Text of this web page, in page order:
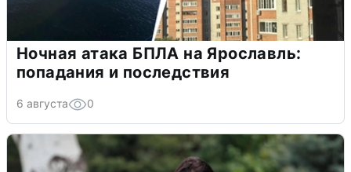
Ночная атака БПЛА на Ярославль:
попадания и последствия
6 августа 0